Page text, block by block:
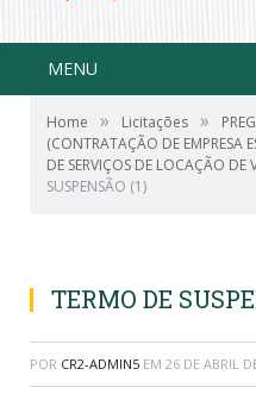
MENU
Home » Licitações »
(CONTRATAÇÃO DE EMPRESA
DE SERVIÇOS DE LOCAÇÃO DE
SUSPENSÃO (1)
TERMO DE
POR CR2-ADMIN5 EM 26 DE ABRIL